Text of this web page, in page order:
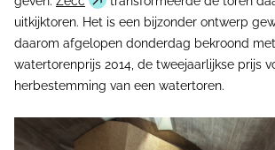
uitkijktoren. Het is een bijzonder ontwerp
daarom afgelopen donderdag bekroond
watertorenprijs 2014, de tweejaarlijkse prijs
herbestemming van een watertoren.